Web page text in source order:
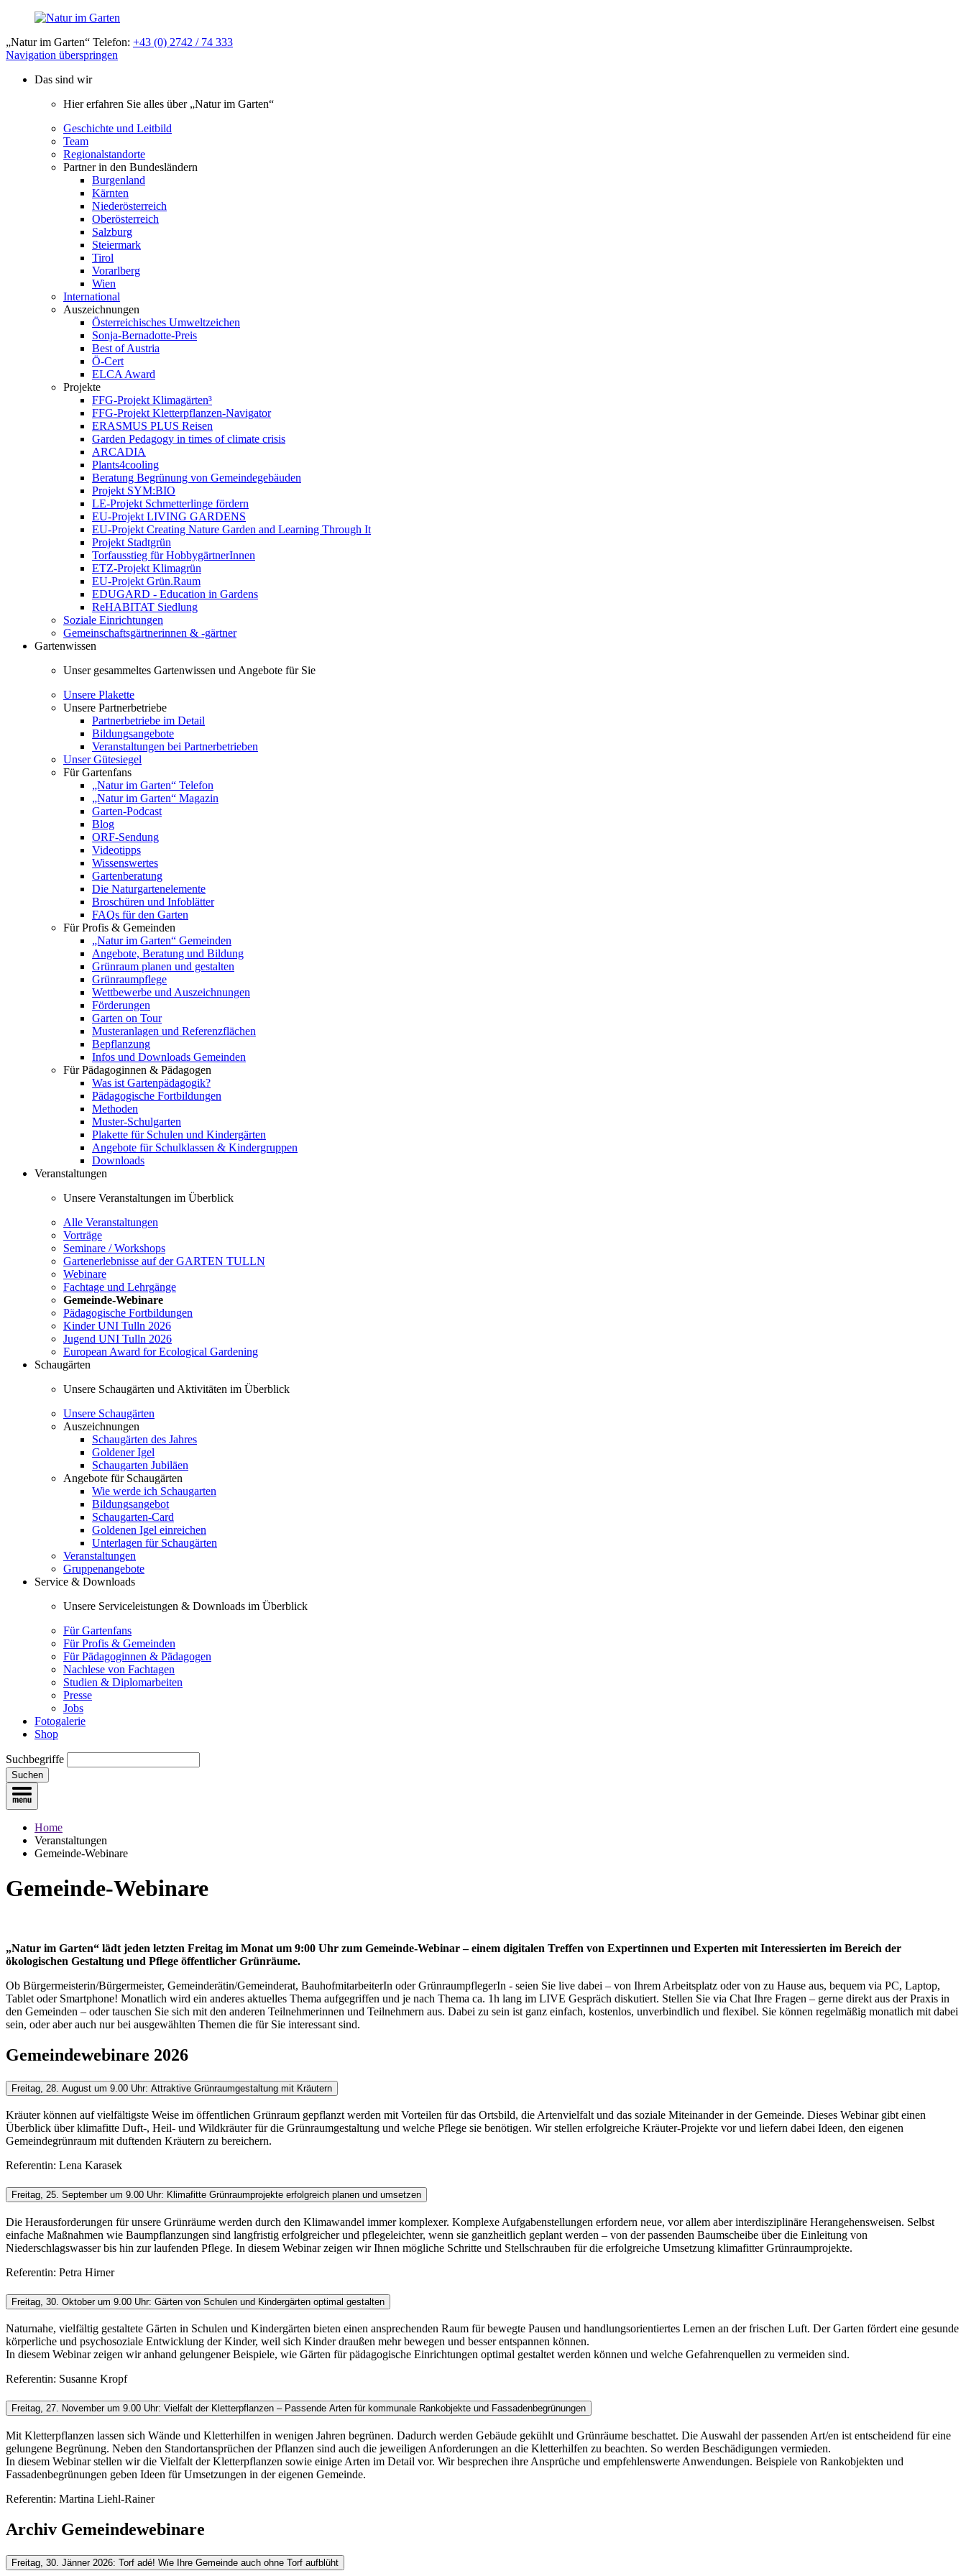
„Natur im Garten“ Telefon: +43 (0) 2742 / 74 333
Navigation überspringen
Das sind wir
Hier erfahren Sie alles über „Natur im Garten“
Geschichte und Leitbild
Team
Regionalstandorte
Partner in den Bundesländern
Burgenland
Kärnten
Niederösterreich
Oberösterreich
Salzburg
Steiermark
Tirol
Vorarlberg
Wien
International
Auszeichnungen
Österreichisches Umweltzeichen
Sonja-Bernadotte-Preis
Best of Austria
Ö-Cert
ELCA Award
Projekte
FFG-Projekt Klimagärten³
FFG-Projekt Kletterpflanzen-Navigator
ERASMUS PLUS Reisen
Garden Pedagogy in times of climate crisis
ARCADIA
Plants4cooling
Beratung Begrünung von Gemeindegebäuden
Projekt SYM:BIO
LE-Projekt Schmetterlinge fördern
EU-Projekt LIVING GARDENS
EU-Projekt Creating Nature Garden and Learning Through It
Projekt Stadtgrün
Torfausstieg für HobbygärtnerInnen
ETZ-Projekt Klimagrün
EU-Projekt Grün.Raum
EDUGARD - Education in Gardens
ReHABITAT Siedlung
Soziale Einrichtungen
Gemeinschaftsgärtnerinnen & -gärtner
Gartenwissen
Unser gesammeltes Gartenwissen und Angebote für Sie
Unsere Plakette
Unsere Partnerbetriebe
Partnerbetriebe im Detail
Bildungsangebote
Veranstaltungen bei Partnerbetrieben
Unser Gütesiegel
Für Gartenfans
„Natur im Garten“ Telefon
„Natur im Garten“ Magazin
Garten-Podcast
Blog
ORF-Sendung
Videotipps
Wissenswertes
Gartenberatung
Die Naturgartenelemente
Broschüren und Infoblätter
FAQs für den Garten
Für Profis & Gemeinden
„Natur im Garten“ Gemeinden
Angebote, Beratung und Bildung
Grünraum planen und gestalten
Grünraumpflege
Wettbewerbe und Auszeichnungen
Förderungen
Garten on Tour
Musteranlagen und Referenzflächen
Bepflanzung
Infos und Downloads Gemeinden
Für Pädagoginnen & Pädagogen
Was ist Gartenpädagogik?
Pädagogische Fortbildungen
Methoden
Muster-Schulgarten
Plakette für Schulen und Kindergärten
Angebote für Schulklassen & Kindergruppen
Downloads
Veranstaltungen
Unsere Veranstaltungen im Überblick
Alle Veranstaltungen
Vorträge
Seminare / Workshops
Gartenerlebnisse auf der GARTEN TULLN
Webinare
Fachtage und Lehrgänge
Gemeinde-Webinare
Pädagogische Fortbildungen
Kinder UNI Tulln 2026
Jugend UNI Tulln 2026
European Award for Ecological Gardening
Schaugärten
Unsere Schaugärten und Aktivitäten im Überblick
Unsere Schaugärten
Auszeichnungen
Schaugärten des Jahres
Goldener Igel
Schaugarten Jubiläen
Angebote für Schaugärten
Wie werde ich Schaugarten
Bildungsangebot
Schaugarten-Card
Goldenen Igel einreichen
Unterlagen für Schaugärten
Veranstaltungen
Gruppenangebote
Service & Downloads
Unsere Serviceleistungen & Downloads im Überblick
Für Gartenfans
Für Profis & Gemeinden
Für Pädagoginnen & Pädagogen
Nachlese von Fachtagen
Studien & Diplomarbeiten
Presse
Jobs
Fotogalerie
Shop
Suchbegriffe
Suchen
Home
Veranstaltungen
Gemeinde-Webinare
Gemeinde-Webinare
„Natur im Garten“ lädt jeden letzten Freitag im Monat um 9:00 Uhr zum Gemeinde-Webinar – einem digitalen Treffen von Expertinnen und Experten mit Interessierten im Bereich der
ökologischen Gestaltung und Pflege öffentlicher Grünräume.
Ob Bürgermeisterin/Bürgermeister, Gemeinderätin/Gemeinderat, BauhofmitarbeiterIn oder GrünraumpflegerIn - seien Sie live dabei – von Ihrem Arbeitsplatz oder von zu Hause aus, bequem via PC, Laptop,
Tablet oder Smartphone! Monatlich wird ein anderes aktuelles Thema aufgegriffen und je nach Thema ca. 1h lang im LIVE Gespräch diskutiert. Stellen Sie via Chat Ihre Fragen – gerne direkt aus der Praxis in
den Gemeinden – oder tauschen Sie sich mit den anderen Teilnehmerinnen und Teilnehmern aus. Dabei zu sein ist ganz einfach, kostenlos, unverbindlich und flexibel. Sie können regelmäßig monatlich mit dabei
sein, oder aber auch nur bei ausgewählten Themen die für Sie interessant sind.
Gemeindewebinare 2026
Freitag, 28. August um 9.00 Uhr: Attraktive Grünraumgestaltung mit Kräutern
Kräuter können auf vielfältigste Weise im öffentlichen Grünraum gepflanzt werden mit Vorteilen für das Ortsbild, die Artenvielfalt und das soziale Miteinander in der Gemeinde. Dieses Webinar gibt einen
Überblick über klimafitte Duft-, Heil- und Wildkräuter für die Grünraumgestaltung und welche Pflege sie benötigen. Wir stellen erfolgreiche Kräuter-Projekte vor und liefern dabei Ideen, den eigenen
Gemeindegrünraum mit duftenden Kräutern zu bereichern.
Referentin: Lena Karasek
Freitag, 25. September um 9.00 Uhr: Klimafitte Grünraumprojekte erfolgreich planen und umsetzen
Die Herausforderungen für unsere Grünräume werden durch den Klimawandel immer komplexer. Komplexe Aufgabenstellungen erfordern neue, vor allem aber interdisziplinäre Herangehensweisen. Selbst
einfache Maßnahmen wie Baumpflanzungen sind langfristig erfolgreicher und pflegeleichter, wenn sie ganzheitlich geplant werden – von der passenden Baumscheibe über die Einleitung von
Niederschlagswasser bis hin zur laufenden Pflege. In diesem Webinar zeigen wir Ihnen mögliche Schritte und Stellschrauben für die erfolgreiche Umsetzung klimafitter Grünraumprojekte.
Referentin: Petra Hirner
Freitag, 30. Oktober um 9.00 Uhr: Gärten von Schulen und Kindergärten optimal gestalten
Naturnahe, vielfältig gestaltete Gärten in Schulen und Kindergärten bieten einen ansprechenden Raum für bewegte Pausen und handlungsorientiertes Lernen an der frischen Luft. Der Garten fördert eine gesunde
körperliche und psychosoziale Entwicklung der Kinder, weil sich Kinder draußen mehr bewegen und besser entspannen können.
In diesem Webinar zeigen wir anhand gelungener Beispiele, wie Gärten für pädagogische Einrichtungen optimal gestaltet werden können und welche Gefahrenquellen zu vermeiden sind.
Referentin: Susanne Kropf
Freitag, 27. November um 9.00 Uhr: Vielfalt der Kletterpflanzen – Passende Arten für kommunale Rankobjekte und Fassadenbegrünungen
Mit Kletterpflanzen lassen sich Wände und Kletterhilfen in wenigen Jahren begrünen. Dadurch werden Gebäude gekühlt und Grünräume beschattet. Die Auswahl der passenden Art/en ist entscheidend für eine
gelungene Begrünung. Neben den Standortansprüchen der Pflanzen sind auch die jeweiligen Anforderungen an die Kletterhilfen zu beachten. So werden Beschädigungen vermieden.
In diesem Webinar stellen wir die Vielfalt der Kletterpflanzen sowie einige Arten im Detail vor. Wir besprechen ihre Ansprüche und empfehlenswerte Anwendungen. Beispiele von Rankobjekten und
Fassadenbegrünungen geben Ideen für Umsetzungen in der eigenen Gemeinde.
Referentin: Martina Liehl-Rainer
Archiv Gemeindewebinare
Freitag, 30. Jänner 2026: Torf adé! Wie Ihre Gemeinde auch ohne Torf aufblüht